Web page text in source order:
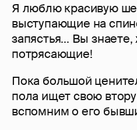
Я люблю красивую
выступающие на
запястья... Вы
потрясающие!
Пока большой
пола ищет свою
вспомним о его